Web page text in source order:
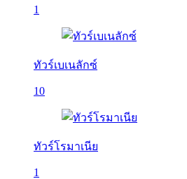
1
ทัวร์เบเนลักซ์
10
ทัวร์โรมาเนีย
1